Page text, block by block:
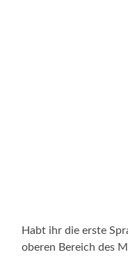
Habt ihr die erste
oberen Bereich des